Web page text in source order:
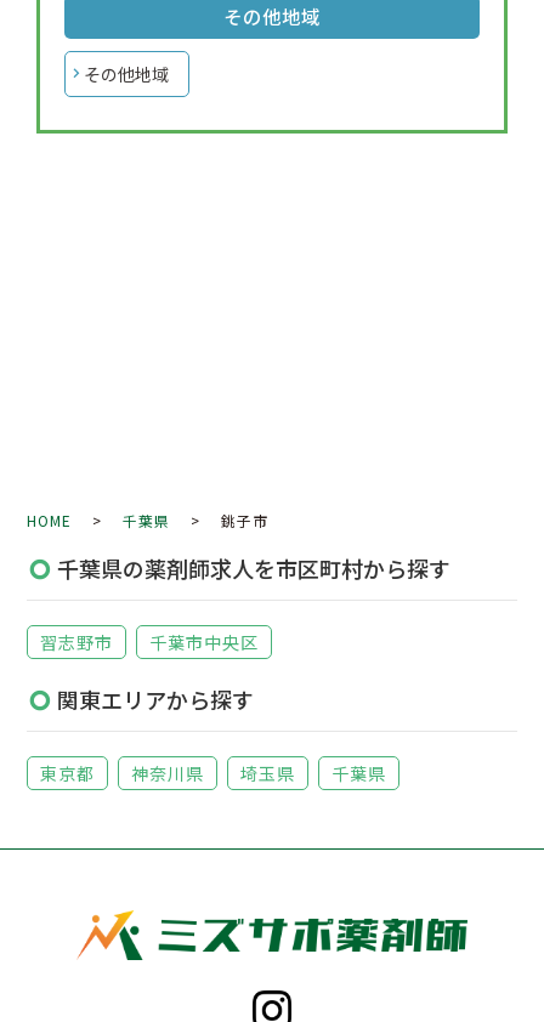
その他地域
その他地域
HOME >千葉県 > 銚子市
千葉県の薬剤師求人を市区町村から探す
習志野市 千葉市中央区
関東エリアから探す
東京都 神奈川県 埼玉県 千葉県